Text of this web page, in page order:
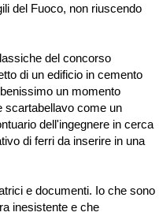
del Fuoco, non riuscendo
del concorso
di un edificio in cemento
un momento
scartabellavo come un
dell'ingegnere in cerca
di ferri da inserire in una
e documenti. Io che sono
inesistente e che